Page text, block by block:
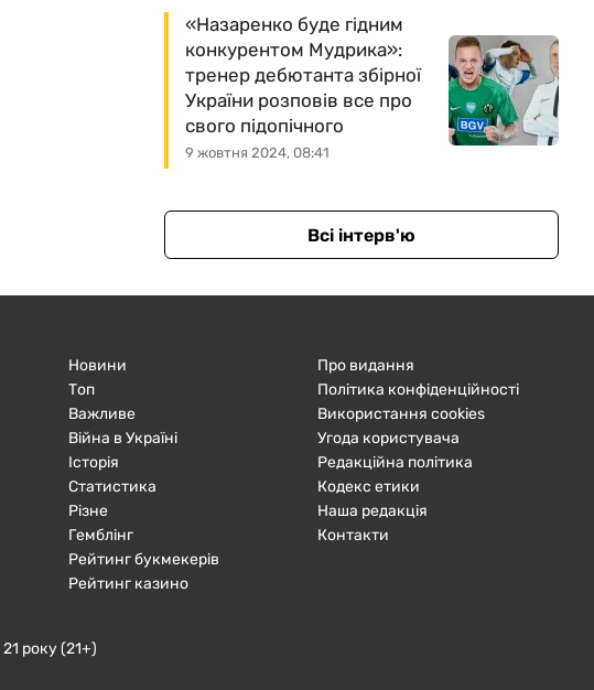
9 жовтня 2024, 08:41
«Назаренко буде гідним
конкурентом Мудрика»:
тренер дебютанта збірної
України розповів все про
свого підопічного
Всі інтерв'ю
Новини
Топ
Важливе
Війна в Україні
Історія
Статистика
Різне
Гемблінг
Рейтинг букмекерів
Рейтинг казино
Про видання
Політика конфіденційності
Використання cookies
Угода користувача
Редакційна політика
Кодекс етики
Наша редакція
Контакти
року (21+)